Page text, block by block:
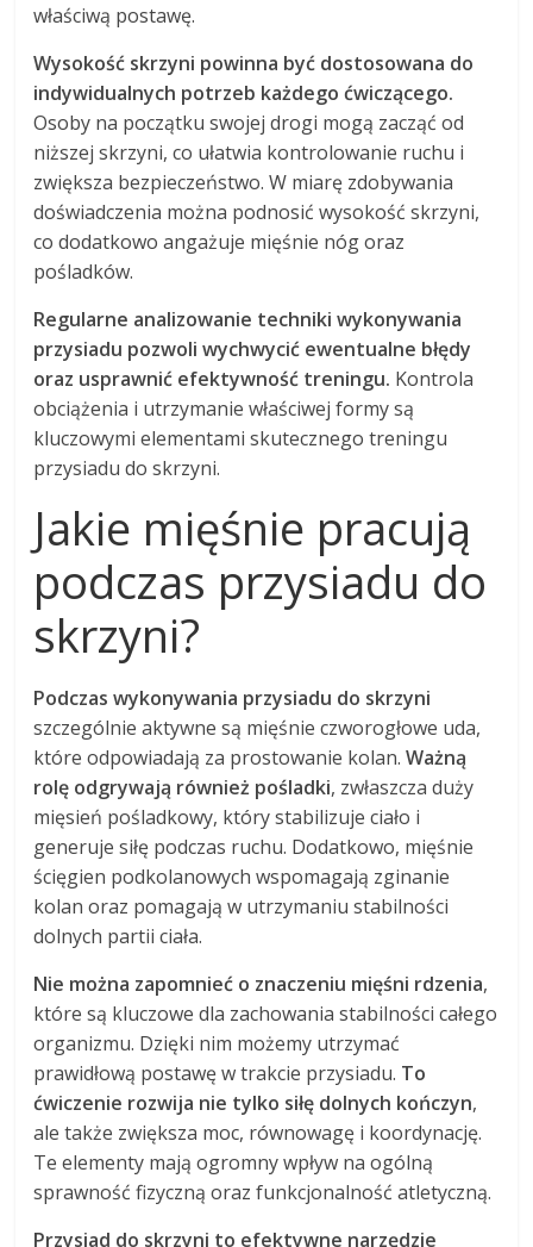
właściwą postawę.
Wysokość skrzyni powinna być dostosowana do
indywidualnych potrzeb każdego ćwiczącego.
Osoby na początku swojej drogi mogą zacząć od
niższej skrzyni, co ułatwia kontrolowanie ruchu i
zwiększa bezpieczeństwo. W miarę zdobywania
doświadczenia można podnosić wysokość skrzyni,
co dodatkowo angażuje mięśnie nóg oraz
pośladków.
Regularne analizowanie techniki wykonywania
przysiadu pozwoli wychwycić ewentualne błędy
oraz usprawnić efektywność treningu. Kontrola
obciążenia i utrzymanie właściwej formy są
kluczowymi elementami skutecznego treningu
przysiadu do skrzyni.
Jakie mięśnie pracują
podczas przysiadu do
skrzyni?
Podczas wykonywania przysiadu do skrzyni
szczególnie aktywne są mięśnie czworogłowe uda,
które odpowiadają za prostowanie kolan.Ważną
rolę odgrywają również pośladki, zwłaszcza duży
mięsień pośladkowy, który stabilizuje ciało i
generuje siłę podczas ruchu. Dodatkowo, mięśnie
ścięgien podkolanowych wspomagają zginanie
kolan oraz pomagają w utrzymaniu stabilności
dolnych partii ciała.
Nie można zapomnieć o znaczeniu mięśni rdzenia,
które są kluczowe dla zachowania stabilności całego
organizmu. Dzięki nim możemy utrzymać
prawidłową postawę w trakcie przysiadu. To
ćwiczenie rozwija nie tylko siłę dolnych kończyn,
ale także zwiększa moc, równowagę i koordynację.
Te elementy mają ogromny wpływ na ogólną
sprawność fizyczną oraz funkcjonalność atletyczną.
Przysiad do skrzyni to efektywne narzędzie